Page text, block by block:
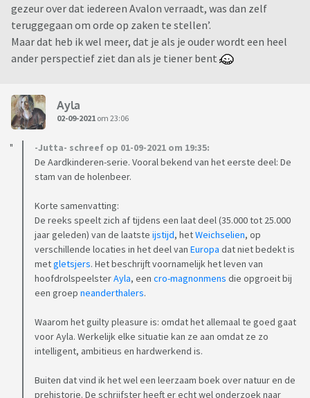
gezeur over dat iedereen Avalon verraadt, was dan zelf
teruggegaan om orde op zaken te stellen’.
Maar dat heb ik wel meer, dat je als je ouder wordt een heel
ander perspectief ziet dan als je tiener bent
Ayla
02-09-2021 om 23:06
-Jutta- schreef op 01-09-2021 om 19:35:
De Aardkinderen-serie. Vooral bekend van het eerste deel: De
stam van de holenbeer.
Korte samenvatting:
De reeks speelt zich af tijdens een laat deel (35.000 tot 25.000
jaar geleden) van de laatste ijstijd, hetWeichselien, op
verschillende locaties in het deel van Europa dat niet bedekt is
metgletsjers. Het beschrijft voornamelijk het leven van
hoofdrolspeelsterAyla, een cro-magnonmens die opgroeit bij
een groep neanderthalers.
Waarom het guilty pleasure is: omdat het allemaal te goed gaat
voor Ayla. Werkelijk elke situatie kan ze aan omdat ze zo
intelligent, ambitieus en hardwerkend is.
Buiten dat vind ik het wel een leerzaam boek over natuur en de
prehistorie. De schrijfster heeft er echt wel onderzoek naar